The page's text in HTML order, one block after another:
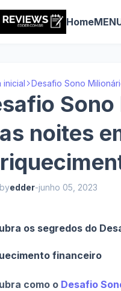
Home
inicial Desafio Sono
noites
byedder-junho 05, 2023
os segredos do
financeiro
como o Desafio